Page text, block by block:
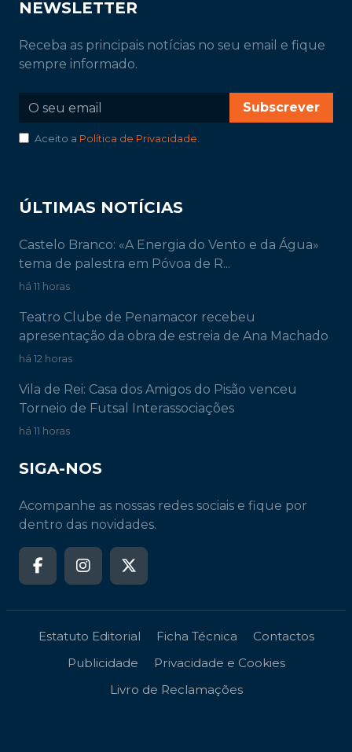
NEWSLETTER
Receba as principais notícias no seu email e fique
sempre informado.
Subscrever
Aceito a Política de Privacidade.
ÚLTIMAS NOTÍCIAS
Castelo Branco: «A Energia do Vento e da Água»
tema de palestra em Póvoa de R...
há 11 horas
Teatro Clube de Penamacor recebeu
apresentação da obra de estreia de Ana Machado
há 12 horas
Vila de Rei: Casa dos Amigos do Pisão venceu
Torneio de Futsal Interassociações
há 11 horas
SIGA-NOS
Acompanhe as nossas redes sociais e fique por
dentro das novidades.
Estatuto Editorial Ficha Técnica
Contactos
Publicidade
Privacidade e Cookies
Livro de Reclamações